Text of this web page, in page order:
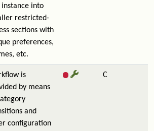
instance into
restricted-
sections with
preferences,
etc.
is
by means
and
configuration
C